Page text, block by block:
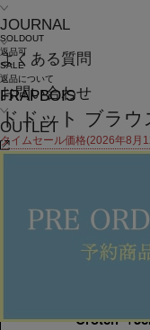
JOURNAL
よくある質問
お問い合わせ
OUTLET
SOLDOUT
返品可
SALE
返品について
FRAPBOIS
ドドット ブラウ
タイムセール価格(2026年8月
カラー・サイズを選択する
Crotch